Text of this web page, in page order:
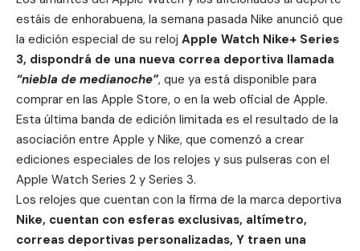
estáis de enhorabuena, la semana pasada Nike anunció que
la edición especial de su reloj Apple Watch Nike+ Series
3, dispondrá de una nueva correa deportiva llamada
“niebla de medianoche”, que ya está disponible para
comprar en las Apple Store, o en la web oficial de Apple.
Esta última banda de edición limitada es el resultado de la
asociación entre Apple y Nike, que comenzó a crear
ediciones especiales de los relojes y sus pulseras con el
Apple Watch Series 2 y Series 3.
Los relojes que cuentan con la firma de la marca deportiva
Nike, cuentan con esferas exclusivas, altímetro,
correas deportivas personalizadas, Y traen una